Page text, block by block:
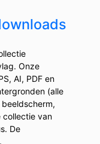
Onze
AI, PDF en
(alle
collectie van
De